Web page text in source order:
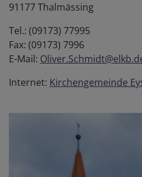
91177 Thalmässing
Tel.: (09173) 77995
Fax: (09173) 7996
E-Mail:
Internet: Kirchengemeinde